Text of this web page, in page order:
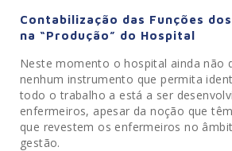
Contabilização das Funções
na “Produção” do Hospital
Neste momento o hospital ainda não
nenhum instrumento que permita
todo o trabalho a está a ser
enfermeiros, apesar da noção que
que revestem os enfermeiros no
gestão.